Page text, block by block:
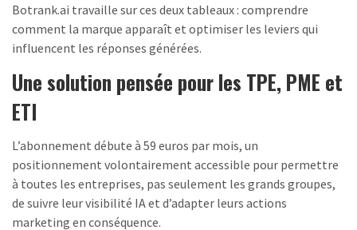
Botrank.ai travaille sur ces deux tableaux : comprendre
comment la marque apparaît et optimiser les leviers qui
influencent les réponses générées.
Une solution pensée pour les TPE, PME et
ETI
L’abonnement débute à 59 euros par mois, un
positionnement volontairement accessible pour permettre
à toutes les entreprises, pas seulement les grands groupes,
de suivre leur visibilité IA et d’adapter leurs actions
marketing en conséquence.